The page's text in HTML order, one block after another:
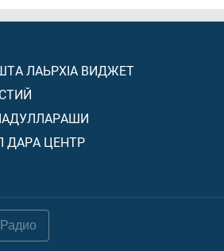
ЛАЬРХIА ВИДЖЕТ
ДАРА ЦЕНТР
Радио